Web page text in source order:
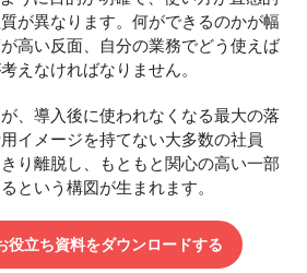
が異なります。何ができるのかが幅
高い反面、自分の業務でどう使えば
えなければなりません。
、導入後に使われなくなる最大の落
イメージを持てない大多数の社員
り離脱し、もともと関心の高い一部
という構図が生まれます。
役立ち資料をダウンロードする